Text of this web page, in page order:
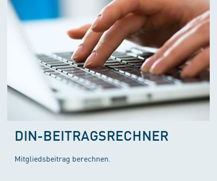
DIN-BEITRAGSRECHNER
Mitgliedsbeitrag berechnen.